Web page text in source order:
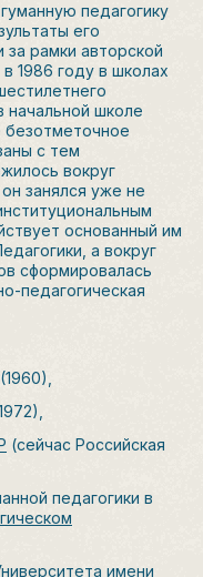
педагогику
его
рамки авторской
1986 году в школах
начальной школе
безотметочное
с тем
вокруг
занялся уже не
основанный им
а вокруг
сформировалась
педагогическая
(сейчас Российская
педагогики в
имени